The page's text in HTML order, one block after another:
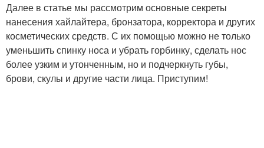
Далее в статье мы рассмотрим основные секреты
нанесения хайлайтера, бронзатора, корректора и других
косметических средств. С их помощью можно не только
уменьшить спинку носа и убрать горбинку, сделать нос
более узким и утонченным, но и подчеркнуть губы,
брови, скулы и другие части лица. Приступим!